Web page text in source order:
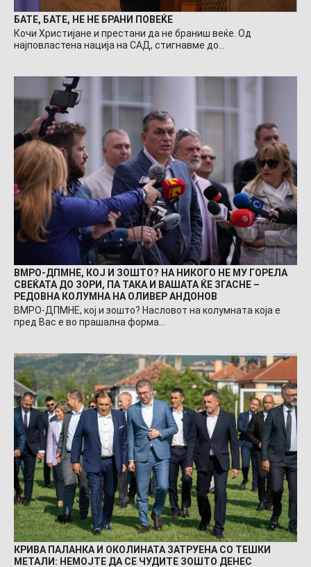
БАТЕ, БАТЕ, НЕ НЕ БРАНИ ПОВЕЌЕ
Кочи Христијане и престани да не браниш веќе. Од
најповластена нација на САД, стигнавме до…
ВМРО-ДПМНЕ, КОЈ И ЗОШТО? НА НИКОГО НЕ МУ ГОРЕЛА
СВЕЌАТА ДО ЗОРИ, ПА ТАКА И ВАШАТА ЌЕ ЗГАСНЕ –
РЕДОВНА КОЛУМНА НА ОЛИВЕР АНДОНОВ
ВМРО-ДПМНЕ, кој и зошто? Насловот на колумната која е
пред Вас е во прашална форма…
КРИВА ПАЛАНКА И ОКОЛИНАТА ЗАТРУЕНА СО ТЕШКИ
МЕТАЛИ: НЕМОЈТЕ ДА СЕ ЧУДИТЕ ЗОШТО ДЕНЕС